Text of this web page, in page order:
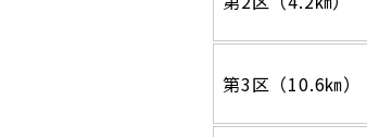
第3区（10.6㎞）